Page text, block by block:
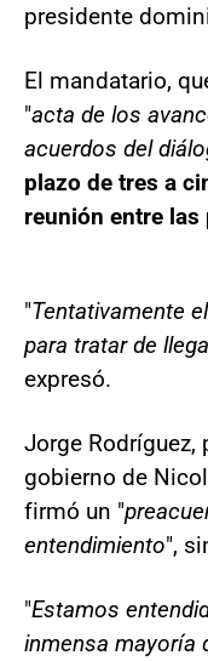
presidente
El mandatario,
"acta de los
acuerdos del
plazo de tres a
reunión entre las
"Tentativamente
para tratar de
expresó.
Jorge Rodríguez,
gobierno de
firmó un "
entendimiento",
"Estamos
inmensa mayoría